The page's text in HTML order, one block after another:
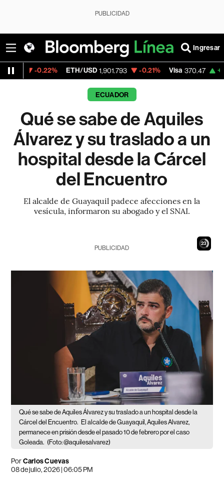
PUBLICIDAD
Ingresar
ETH/USD 1,901.793 -0.21% Visa 370.47 +0.52%
ECUADOR
Qué se sabe de Aquiles
Álvarez y su traslado a un
hospital desde la Cárcel
del Encuentro
El alcalde de Guayaquil padece afecciones en la
vesícula, informaron su abogado y el SNAI.
21
PUBLICIDAD
Qué se sabe de Aquiles Álvarez y su traslado a un hospital desde la
Cárcel del Encuentro. El alcalde de Guayaquil, Aquiles Alvarez,
permanece en prisión desde el pasado 10 de febrero por el caso
Goleada. (Foto: @aquilesalvarez)
PorCarlos Cuevas
08 de julio, 2026 | 06:05 PM